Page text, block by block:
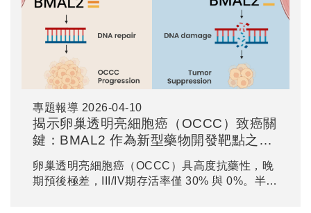
專題報導 2026-04-10
揭示卵巢透明亮細胞癌（OCCC）致癌關
鍵：BMAL2 作為新型藥物開發靶點之潛
卵巢透明亮細胞癌（OCCC）具高度抗藥性，晚
期預後極差，III/IV期存活率僅 30% 與 0%。半數